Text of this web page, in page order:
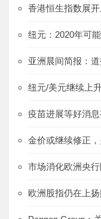
香港恒生指数展
纽元：2020年可
亚洲晨间简报：
纽元/美元继续上
疫苗进展等好消
金价或继续修正
市场消化欧洲央
欧洲股指仍在上